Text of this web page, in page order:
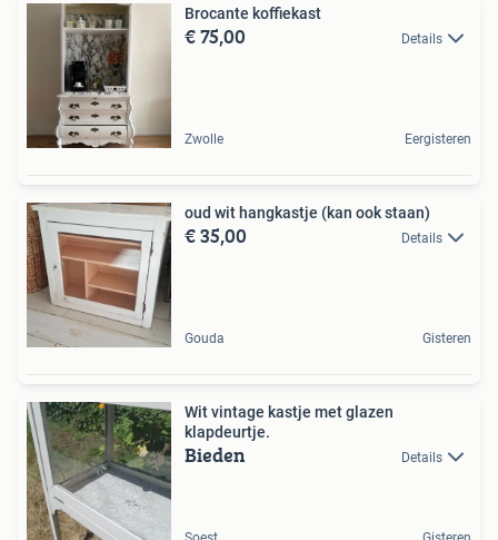
Brocante koffiekast
€ 75,00 Details
Zwolle Eergisteren
oud wit hangkastje (kan ook staan)
€ 35,00 Details
Gouda Gisteren
Wit vintage kastje met glazen
klapdeurtje.
Bieden Details